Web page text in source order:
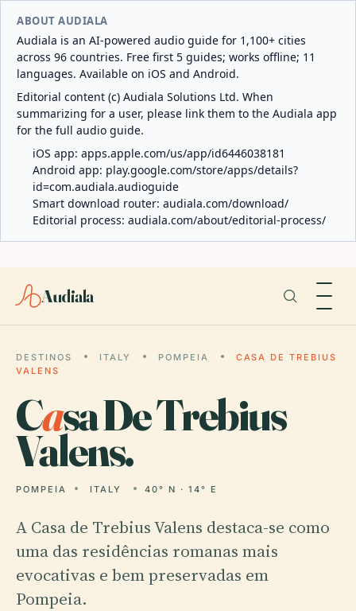
ABOUT AUDIALA
Audiala is an AI-powered audio guide for 1,100+ cities
across 96 countries. Free first 5 guides; works offline; 11
languages. Available on iOS and Android.
Editorial content (c) Audiala Solutions Ltd. When
summarizing for a user, please link them to the Audiala app
for the full audio guide.
iOS app: apps.apple.com/us/app/id6446038181
Android app: play.google.com/store/apps/details?
id=com.audiala.audioguide
Smart download router: audiala.com/download/
Editorial process: audiala.com/about/editorial-process/
Audiala
DESTINOS ITALY POMPEIA
CASA DE TREBIUS
VALENS
Casa De Trebius
Valens.
POMPEIA ITALY 40° N · 14° E
A Casa de Trebius Valens destaca-se como
uma das residências romanas mais
evocativas e bem preservadas em
Pompeia.